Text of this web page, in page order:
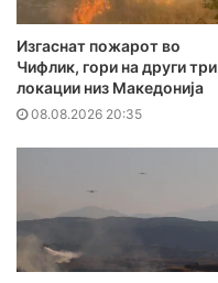
Изгаснат пожарот во
Чифлик, гори на други три
локации низ Македонија
08.08.2026 20:35